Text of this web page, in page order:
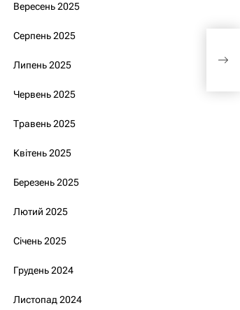
Вересень 2025
Серпень 2025
Липень 2025
Червень 2025
Травень 2025
Квітень 2025
Березень 2025
Лютий 2025
Січень 2025
Грудень 2024
Листопад 2024